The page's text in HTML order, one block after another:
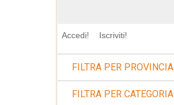
Accedi! Iscriviti!
FILTRA PER PROVINCIA
FILTRA PER CATEGORIA